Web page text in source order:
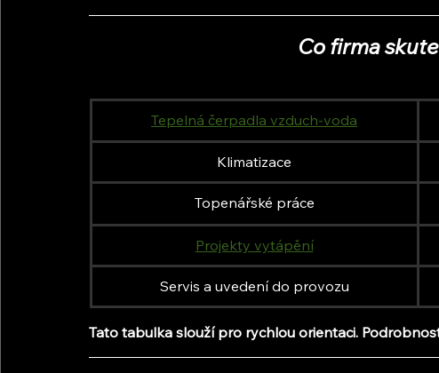
Co firma
Tepelná čerpadla vzduch-voda
Klimatizace
Topenářské práce
Projekty vytápění
Servis a uvedení do provozu
Tato tabulka slouží pro rychlou orientaci.